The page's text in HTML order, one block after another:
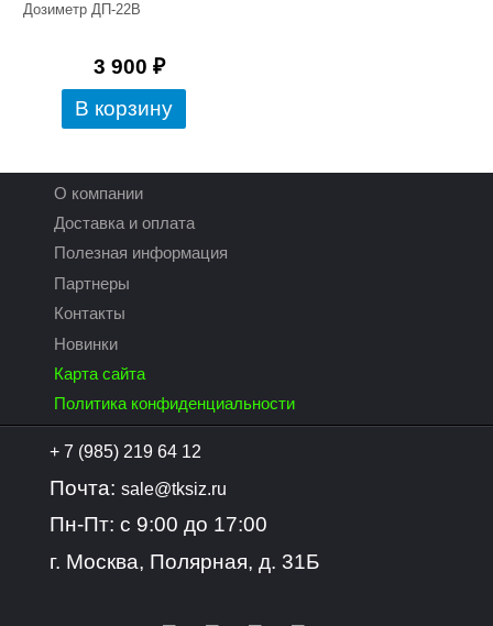
Дозиметр ДП-22В
3 900 ₽
О компании
Доставка и оплата
Полезная информация
Партнеры
Контакты
Новинки
Карта сайта
Политика конфиденциальности
+ 7 (985) 219 64 12
Почта: sale@tksiz.ru
Пн-Пт: с 9:00 до 17:00
г. Москва, Полярная, д. 31Б